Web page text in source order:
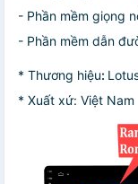
- Phần mềm giọng
- Phần mềm dẫn
* Thương hiệu:
* Xuất xứ: Việt Nam